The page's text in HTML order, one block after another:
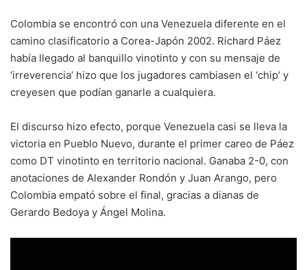
Colombia se encontró con una Venezuela diferente en el
camino clasificatorio a Corea-Japón 2002. Richard Páez
había llegado al banquillo vinotinto y con su mensaje de
‘irreverencia’ hizo que los jugadores cambiasen el ‘chip’ y
creyesen que podían ganarle a cualquiera.
El discurso hizo efecto, porque Venezuela casi se lleva la
victoria en Pueblo Nuevo, durante el primer careo de Páez
como DT vinotinto en territorio nacional. Ganaba 2-0, con
anotaciones de Alexander Rondón y Juan Arango, pero
Colombia empató sobre el final, gracias a dianas de
Gerardo Bedoya y Ángel Molina.